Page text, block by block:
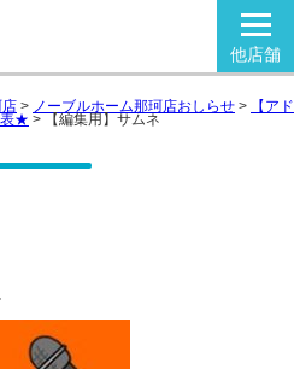
他店舗
店 > ノーブルホーム那珂店おしらせ > 【アド
表★ > 【編集用】サムネ